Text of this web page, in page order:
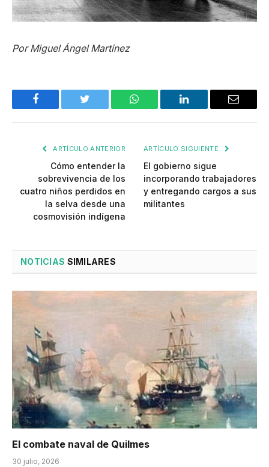
Por Miguel Ángel Martínez
Facebook Twitter WhatsApp LinkedIn Email
ARTÍCULO ANTERIOR
Cómo entender la
sobrevivencia de los
cuatro niños perdidos en
la selva desde una
cosmovisión indígena
ARTÍCULO SIGUIENTE
El gobierno sigue
incorporando trabajadores
y entregando cargos a sus
militantes
NOTICIAS SIMILARES
El combate naval de Quilmes
30 julio, 2026